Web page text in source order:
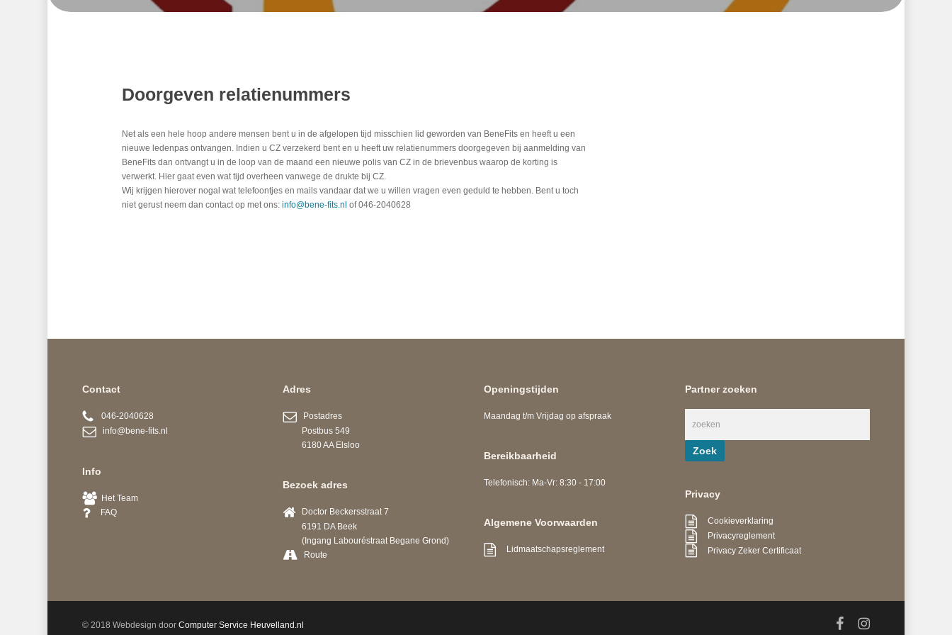
Doorgeven relatienummers
Net als een hele hoop andere mensen bent u in de afgelopen tijd misschien lid geworden van BeneFits en heeft u een
nieuwe ledenpas ontvangen. Indien u CZ verzekerd bent en u heeft uw relatienummers doorgegeven bij aanmelding van
BeneFits dan ontvangt u in de loop van de maand een nieuwe polis van CZ in de brievenbus waarop de korting is
verwerkt. Hier gaat even wat tijd overheen vanwege de drukte bij CZ.
Wij krijgen hierover nogal wat telefoontjes en mails vandaar dat we u willen vragen even geduld te hebben. Bent u toch
niet gerust neem dan contact op met ons: info@bene-fits.nl of 046-2040628
Contact
046-2040628
info@bene-fits.nl
Info
Het Team
FAQ
Adres
Postadres
Postbus 549
6180 AA Elsloo
Bezoek adres
Doctor Beckersstraat 7
6191 DA Beek
(Ingang Labouréstraat Begane Grond)
Route
Openingstijden
Maandag t/m Vrijdag op afspraak
Bereikbaarheid
Telefonisch: Ma-Vr: 8:30 - 17:00
Algemene Voorwaarden
Lidmaatschapsreglement
Partner zoeken
Privacy
Cookieverklaring
Privacyreglement
Privacy Zeker Certificaat
© 2018 Webdesign door Computer Service Heuvelland.nl facebookinstagram